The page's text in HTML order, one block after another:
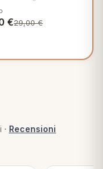
€29,00€
Recensioni